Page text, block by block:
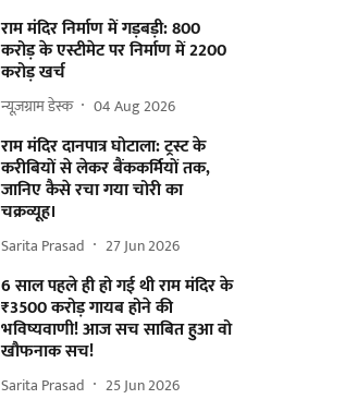
राम मंदिर निर्माण में गड़बड़ी: 800
करोड़ के एस्टीमेट पर निर्माण में 2200
करोड़ खर्च
न्यूज़ग्राम डेस्क 04 Aug 2026
राम मंदिर दानपात्र घोटाला: ट्रस्ट के
करीबियों से लेकर बैंककर्मियों तक,
जानिए कैसे रचा गया चोरी का
चक्रव्यूह।
Sarita Prasad 27 Jun 2026
6 साल पहले ही हो गई थी राम मंदिर के
₹3500 करोड़ गायब होने की
भविष्यवाणी! आज सच साबित हुआ वो
खौफनाक सच!
Sarita Prasad 25 Jun 2026